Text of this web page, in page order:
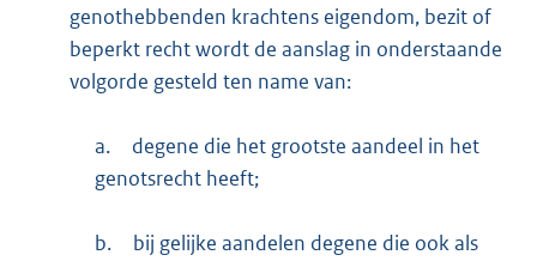
genothebbenden krachtens eigendom, bezit of
beperkt recht wordt de aanslag in onderstaande
volgorde gesteld ten name van:
a.
degene die het grootste aandeel in het
genotsrecht heeft;
b.
bij gelijke aandelen degene die ook als